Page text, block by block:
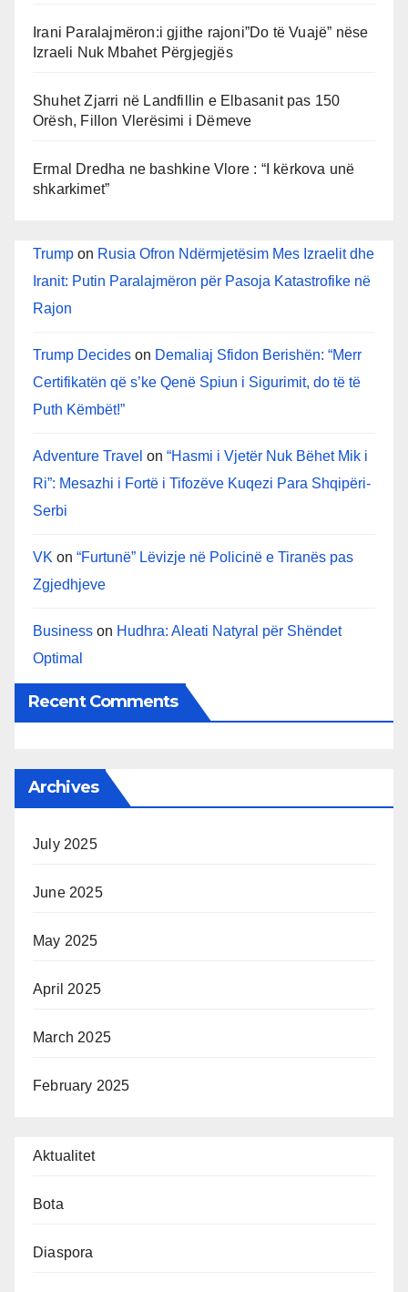
Irani Paralajmëron:i gjithe rajoni”Do të Vuajë” nëse
Izraeli Nuk Mbahet Përgjegjës
Shuhet Zjarri në Landfillin e Elbasanit pas 150
Orësh, Fillon Vlerësimi i Dëmeve
Ermal Dredha ne bashkine Vlore : “I kërkova unë
shkarkimet”
Trump on Rusia Ofron Ndërmjetësim Mes Izraelit dhe
Iranit: Putin Paralajmëron për Pasoja Katastrofike në
Rajon
Trump Decides on Demaliaj Sfidon Berishën: “Merr
Certifikatën që s’ke Qenë Spiun i Sigurimit, do të të
Puth Këmbët!”
Adventure Travel on “Hasmi i Vjetër Nuk Bëhet Mik i
Ri”: Mesazhi i Fortë i Tifozëve Kuqezi Para Shqipëri-
Serbi
VK on “Furtunë” Lëvizje në Policinë e Tiranës pas
Zgjedhjeve
Business on Hudhra: Aleati Natyral për Shëndet
Optimal
Recent Comments
Archives
July 2025
June 2025
May 2025
April 2025
March 2025
February 2025
Aktualitet
Bota
Diaspora